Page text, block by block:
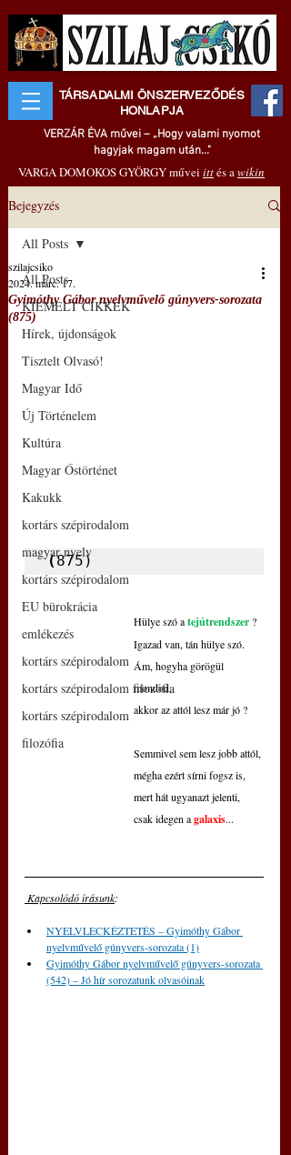
TÁRSADALMI ÖNSZERVEZŐDÉS
HONLAPJA
VERZÁR ÉVA művei – „Hogy valami nyomot
hagyjak magam után..."
VARGA DOMOKOS GYÖRGY művei ittés awikin
Bejegyzés
All Posts
KIEMELT CIKKEK
Hírek, újdonságok
Tisztelt Olvasó!
Magyar Idő
Új Történelem
Kultúra
Magyar Őstörténet
Kakukk
kortárs szépirodalom
magyar nyelv
kortárs szépirodalom
EU bürokrácia
emlékezés
kortárs szépirodalom
kortárs szépirodalom filozófia
kortárs szépirodalom
filozófia
All Posts
Gyimóthy Gábor nyelvművelő gúnyvers-sorozata
(875)
szilajcsiko
2024. márc. 17.
(875)
Hülye szó a tejútrendszer?
Igazad van, tán hülye szó.
Ám, hogyha görögül
mondod,
akkor az attól lesz már jó ?
Semmivel sem lesz jobb attól,
mégha ezért sírni fogsz is,
mert hát ugyanazt jelenti,
csak idegen a galaxis...
Kapcsolódó írásunk:
NYELVLECKÉZTETÉS – Gyimóthy Gábor
nyelvművelő gúnyvers-sorozata (1)
Gyimóthy Gábor nyelvművelő gúnyvers-sorozata
(542) – Jó hír sorozatunk olvasóinak